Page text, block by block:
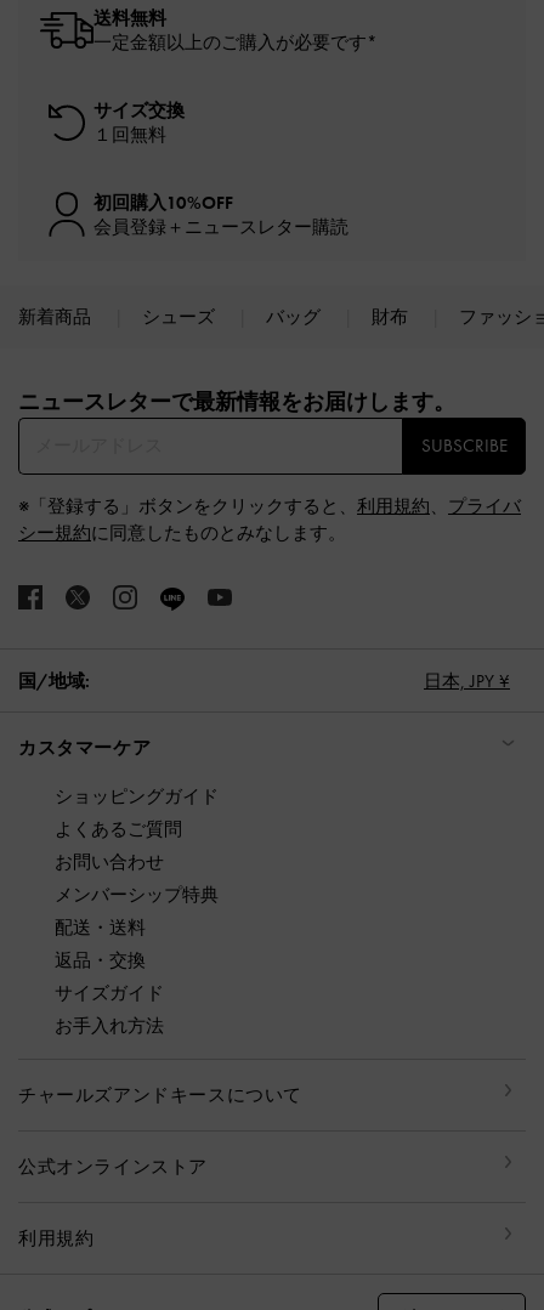
送料無料
一定金額以上のご購入が必要です*
サイズ交換
１回無料
初回購入10%OFF
会員登録＋ニュースレター購読
新着商品 シューズ バッグ 財布 ファッシ
ニュースレターで最新情報をお届けします。​
SUBSCRIBE
※「登録する」ボタンをクリックすると、 利用規約、 プライバ
シー規約に同意したものとみなします。
国/地域: 日本, JPY ¥
カスタマーケア
ショッピングガイド
よくあるご質問
お問い合わせ
メンバーシップ特典
配送・送料
返品・交換
サイズガイド
お手入れ方法
チャールズアンドキースについて
公式オンラインストア
利用規約